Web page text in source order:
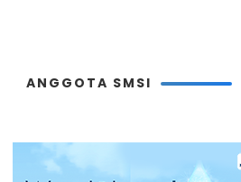
ANGGOTA SMSI